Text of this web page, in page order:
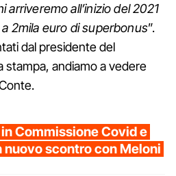
all’inizio del 2021
2mila euro di superbonus”.
dal presidente del
stampa, andiamo a vedere
Commissione Covid e
nuovo scontro con Meloni